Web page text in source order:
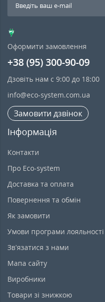
Оформити замовлення
+38 (95) 300-90-09
Дзовіть нам с 9:00 до 18:00
info@eco-system.com.ua
Замовити дзвінок
Інформація
Контакти
Про Eco-system
Доставка та оплата
Повернення та обмін
Як замовити
Умови програми
Зв’язатися з нами
Мапа сайту
Виробники
Товари зі знижкою